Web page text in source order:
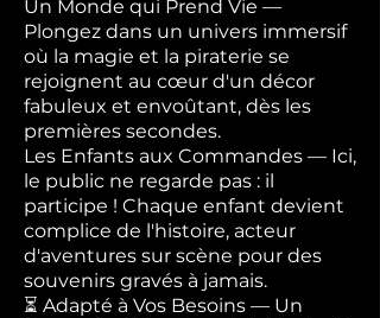
Un Monde qui Prend Vie —
Plongez dans un univers immersif
où la magie et la piraterie se
rejoignent au cœur d'un décor
fabuleux et envoûtant, dès les
premières secondes.
Les Enfants aux Commandes — Ici,
le public ne regarde pas : il
participe ! Chaque enfant devient
complice de l'histoire, acteur
d'aventures sur scène pour des
souvenirs gravés à jamais.
⏳ Adapté à Vos Besoins — Un